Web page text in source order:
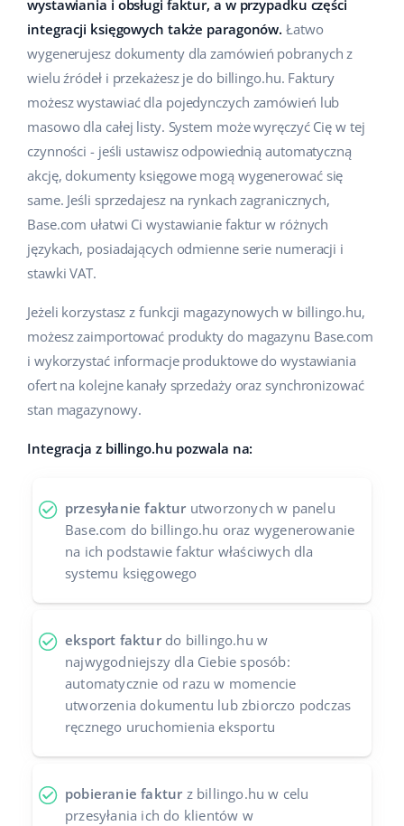
Sprzedaż na marketplace
Automatyzacja procesów
Zarządzanie wysyłką
Automatyzacja cen
AI dla e-commerce
Ekosystem
Super Merchant
Responso
Base Store
Base Courier
Dom i ogród
Dziecko
Elektronika
Motoryzacja
Supermarket
Zdrowie i uroda
Moda
Pomoc
Akademia
Wdrożenia systemu
Konsultacje i szkolenia
Audyt konta
Konfiguracja konta
Inne
Kontakt
Odwiedź nas na:
english (GB)
english (IN)
čeština
deutsch
Ελληνικά
español (AR)
español (MX)
Italiano
română
中文
wystawiania i obsługi faktur, a w przypadku części
integracji księgowych także paragonów. Łatwo
wygenerujesz dokumenty dla zamówień pobranych z
wielu źródeł i przekażesz je do billingo.hu. Faktury
możesz wystawiać dla pojedynczych zamówień lub
masowo dla całej listy. System może wyręczyć Cię w tej
czynności - jeśli ustawisz odpowiednią automatyczną
akcję, dokumenty księgowe mogą wygenerować się
same. Jeśli sprzedajesz na rynkach zagranicznych,
Base.com ułatwi Ci wystawianie faktur w różnych
językach, posiadających odmienne serie numeracji i
stawki VAT.
Jeżeli korzystasz z funkcji magazynowych w billingo.hu,
możesz zaimportować produkty do magazynu Base.com
i wykorzystać informacje produktowe do wystawiania
ofert na kolejne kanały sprzedaży oraz synchronizować
stan magazynowy.
Integracja z billingo.hu pozwala na:
przesyłanie faktur utworzonych w panelu
Base.com do billingo.hu oraz wygenerowanie
na ich podstawie faktur właściwych dla
systemu księgowego
eksport fakturdo billingo.hu w
najwygodniejszy dla Ciebie sposób:
automatycznie od razu w momencie
utworzenia dokumentu lub zbiorczo podczas
ręcznego uruchomienia eksportu
pobieranie faktur z billingo.hu w celu
przesyłania ich do klientów w